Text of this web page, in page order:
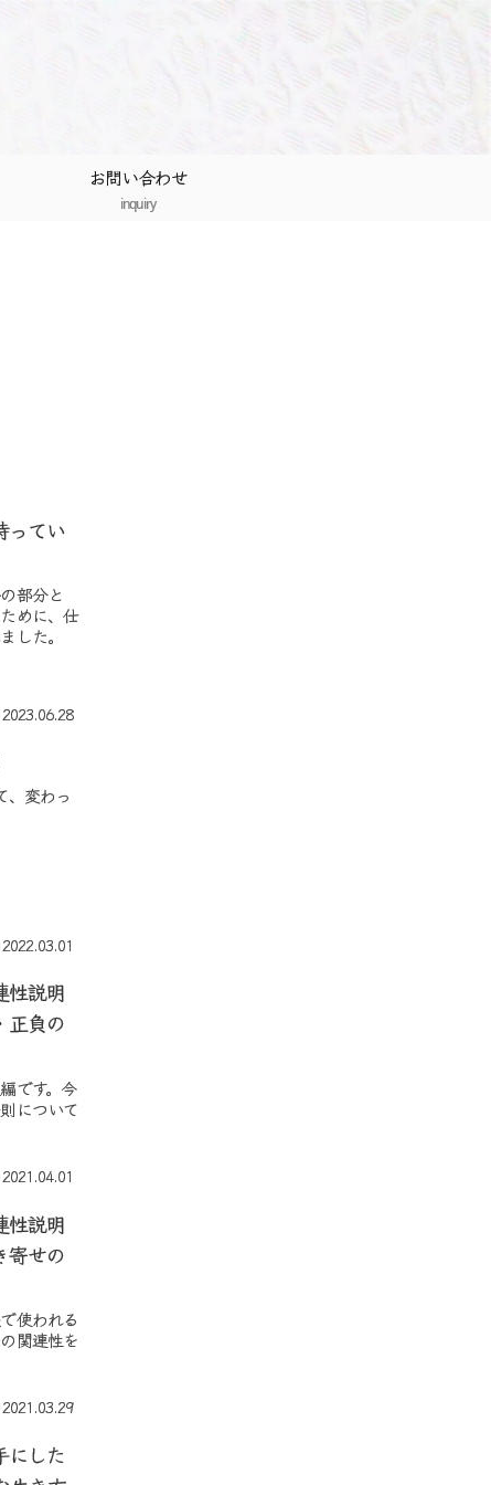
お問い合わせ
inquiry
ってい
部分と
めに、仕
した。
2023.06.28
、変わっ
2022.03.01
性説明
正負の
です。今
について
2021.04.01
性説明
寄せの
使われる
関連性を
2021.03.29
にした